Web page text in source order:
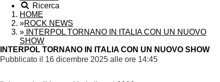
Ricerca
HOME
»ROCK NEWS
» INTERPOL TORNANO IN ITALIA CON UN NUOVO
SHOW
INTERPOL TORNANO IN ITALIA CON UN NUOVO SHOW
Pubblicato il 16 dicembre 2025 alle ore 14:45